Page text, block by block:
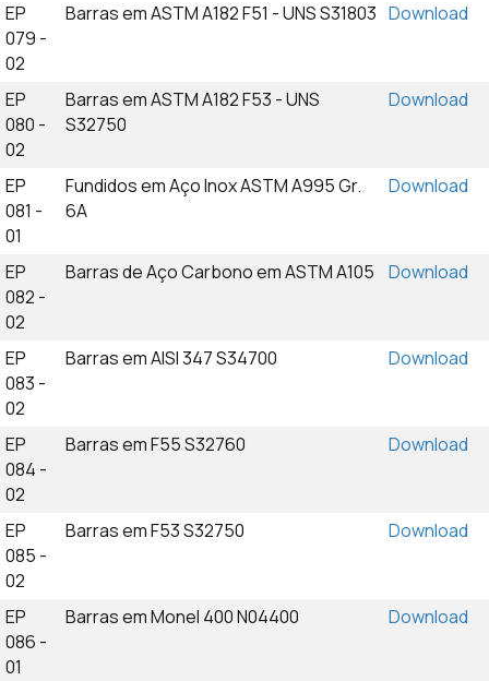
EP
079 -
02
Barras em ASTM A182 F51 - UNS S31803 Download
EP
080 -
02
Barras em ASTM A182 F53 - UNS
S32750
Download
EP
081 -
01
Fundidos em Aço Inox ASTM A995 Gr.
6A
Download
EP
082 -
02
Barras de Aço Carbono em ASTM A105 Download
EP
083 -
02
Barras em AISI 347 S34700 Download
EP
084 -
02
Barras em F55 S32760 Download
EP
085 -
02
Barras em F53 S32750 Download
EP
086 -
01
Barras em Monel 400 N04400 Download